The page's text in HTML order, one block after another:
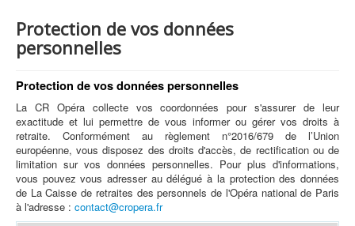
Protection de vos données
personnelles
Protection de vos données personnelles
La CR Opéra collecte vos coordonnées pour s'assurer de leur
exactitude et lui permettre de vous informer ou gérer vos droits à
retraite. Conformément au règlement n°2016/679 de l’Union
européenne, vous disposez des droits d'accès, de rectification ou de
limitation sur vos données personnelles. Pour plus d'informations,
vous pouvez vous adresser au délégué à la protection des données
de La Caisse de retraites des personnels de l'Opéra national de Paris
à l'adresse : contact@cropera.fr